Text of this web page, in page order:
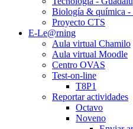
Biología & química -
Proyecto CTS
E-Le@rning
Aula virtual Chamilo
Aula virtual Moodle
Centro OVAS
Test-on-line
T8P1
Reportar actividades
Octavo
Noveno